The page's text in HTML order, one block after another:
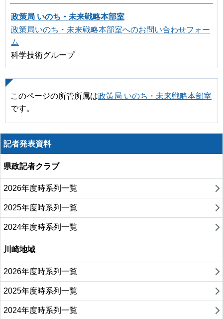
政策局 いのち・未来戦略本部室
政策局いのち・未来戦略本部室へのお問い合わせフォー
ム
科学技術グループ
このページの所管所属は政策局 いのち・未来戦略本部室
です。
記者発表資料
県政記者クラブ
2026年度時系列一覧
2025年度時系列一覧
2024年度時系列一覧
川崎地域
2026年度時系列一覧
2025年度時系列一覧
2024年度時系列一覧